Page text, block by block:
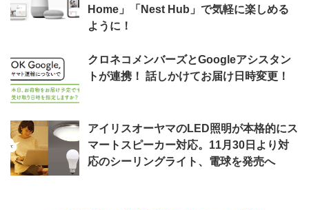
Home」「Nest Hub」で気軽に楽しめる
ように！
クロネコメンバーズとGoogleアシスタン
トが連携！ 話しかけてお届け日時変更！
アイリスオーヤマのLED照明が本格的にス
マートスピーカー対応。11月30日より対
応のシーリングライト、電球を発売へ